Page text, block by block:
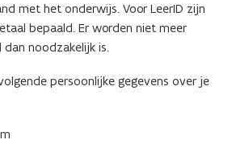
met het onderwijs. Voor LeerID zijn
bepaald. Er worden niet meer
noodzakelijk is.
persoonlijke gegevens over je